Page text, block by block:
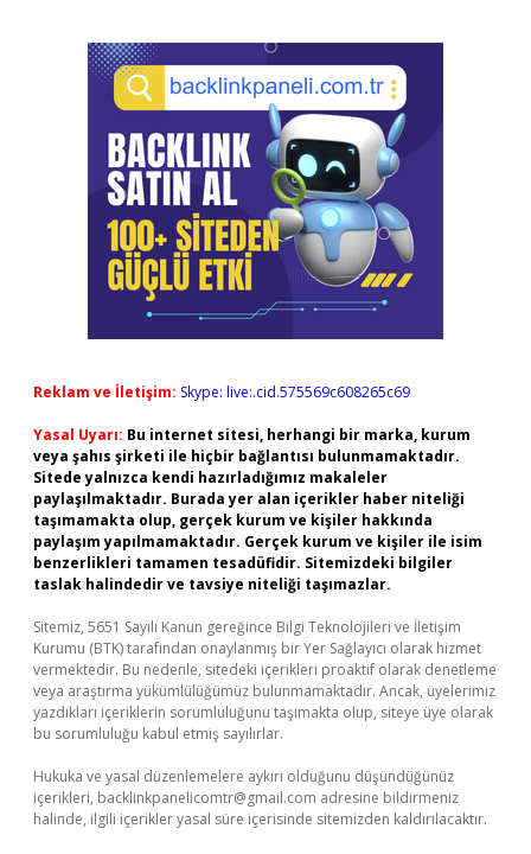
Reklam ve İletişim: Skype: live:.cid.575569c608265c69
Yasal Uyarı: Bu internet sitesi, herhangi bir marka, kurum
veya şahıs şirketi ile hiçbir bağlantısı bulunmamaktadır.
Sitede yalnızca kendi hazırladığımız makaleler
paylaşılmaktadır. Burada yer alan içerikler haber niteliği
taşımamakta olup, gerçek kurum ve kişiler hakkında
paylaşım yapılmamaktadır. Gerçek kurum ve kişiler ile isim
benzerlikleri tamamen tesadüfidir. Sitemizdeki bilgiler
taslak halindedir ve tavsiye niteliği taşımazlar.
Sitemiz, 5651 Sayılı Kanun gereğince Bilgi Teknolojileri ve İletişim
Kurumu (BTK) tarafından onaylanmış bir Yer Sağlayıcı olarak hizmet
vermektedir. Bu nedenle, sitedeki içerikleri proaktif olarak denetleme
veya araştırma yükümlülüğümüz bulunmamaktadır. Ancak, üyelerimiz
yazdıkları içeriklerin sorumluluğunu taşımakta olup, siteye üye olarak
bu sorumluluğu kabul etmiş sayılırlar.
Hukuka ve yasal düzenlemelere aykırı olduğunu düşündüğünüz
içerikleri, backlinkpanelicomtr@gmail.com adresine bildirmeniz
halinde, ilgili içerikler yasal süre içerisinde sitemizden kaldırılacaktır.